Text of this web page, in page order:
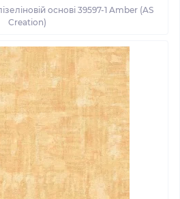
основі 39597-1 Amber (AS
Creation)